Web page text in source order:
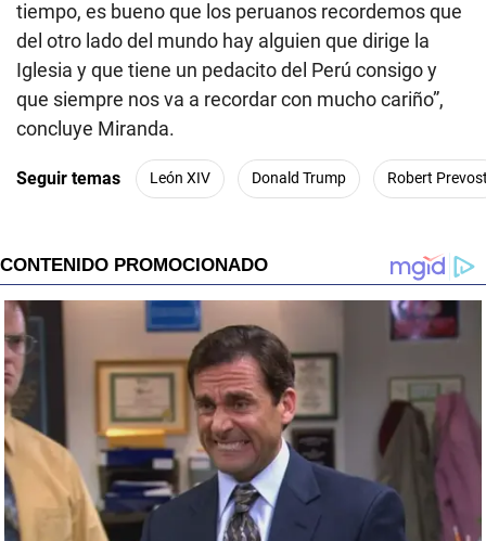
tiempo, es bueno que los peruanos recordemos que
del otro lado del mundo hay alguien que dirige la
Iglesia y que tiene un pedacito del Perú consigo y
que siempre nos va a recordar con mucho cariño”,
concluye Miranda.
Seguir temas León XIV Donald Trump Robert